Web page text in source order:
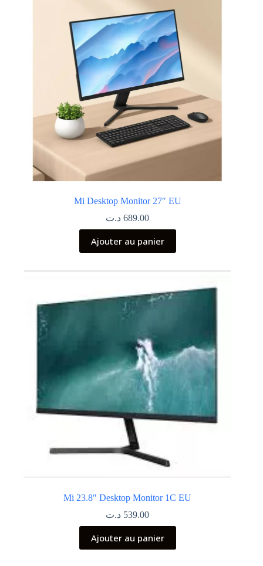
Mi Desktop Monitor 27″ EU
689.00 د.ت
Ajouter au panier
Mi 23.8″ Desktop Monitor 1C EU
539.00 د.ت
Ajouter au panier